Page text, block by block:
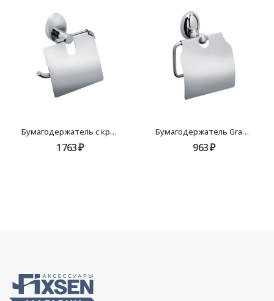
Бумагодержатель с крышкой Fixsen Europa FX-21810
1763₽
Бумагодержатель Grampus Briz GR-3010
963₽